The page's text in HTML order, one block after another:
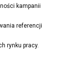
kampanii
referencji
rynku pracy.